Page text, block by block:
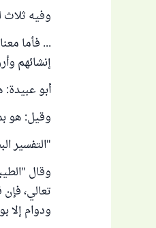
وفيه
... فأما
إنشائهم
أبو
وقيل: هو
"التفسير
وقال
تعالي،
ودوام إلا